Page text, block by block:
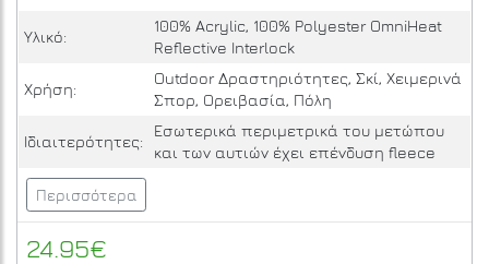
Υλικό:
100% Acrylic, 100% Polyester OmniHeat
Reflective Interlock
Χρήση:
Outdoor Δραστηριότητες, Σκί, Χειμερινά
Σπορ, Ορειβασία, Πόλη
Ιδιαιτερότητες:
Εσωτερικά περιμετρικά του μετώπου
και των αυτιών έχει επένδυση fleece
Περισσότερα
24.95€